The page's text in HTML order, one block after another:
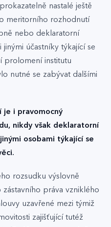
nastalé ještě
meritorního rozhodnutí
nebo deklaratorní
účastníky týkající se
prolomení institutu
nutné se zabývat dalšími
je i pravomocný
nikdy však deklaratorní
osobami týkající se
rozsudku výslovně
práva vzniklého
uzavřené mezi týmiž
zajišťující tutéž